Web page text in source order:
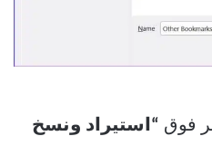
فوق “استيراد ونسخ